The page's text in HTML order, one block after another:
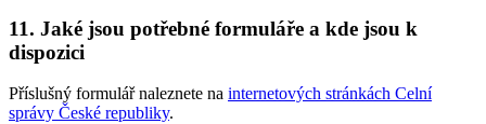
11. Jaké jsou potřebné formuláře a kde jsou k
dispozici
Příslušný formulář naleznete na internetových stránkách Celní
správy České republiky.